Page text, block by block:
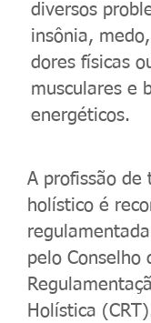
diversos
insônia,
dores físicas
musculares e
energéticos.
A profissão de
holístico é
regulamentada
pelo Conselho
Holística